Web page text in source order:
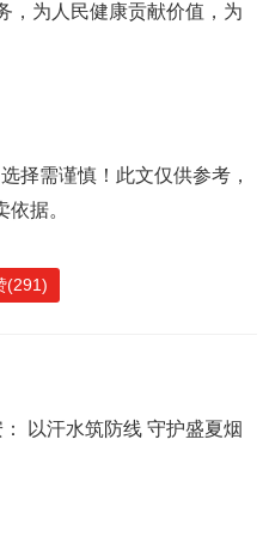
，为人民健康贡献价值，为
择需谨慎！此文仅供参考，
依据。
(291)
以汗水筑防线 守护盛夏烟